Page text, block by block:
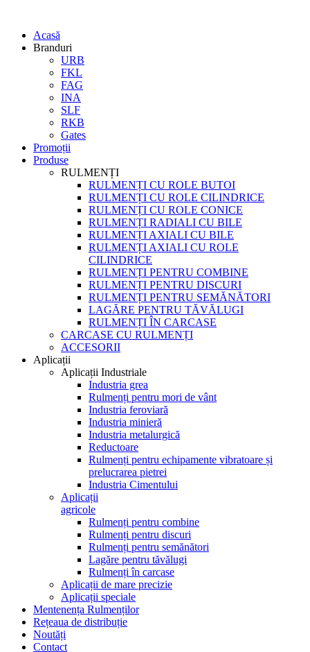
Acasă
Branduri
URB
FKL
FAG
INA
SLF
RKB
Gates
Promoții
Produse
RULMENȚI
RULMENȚI CU ROLE BUTOI
RULMENȚI CU ROLE CILINDRICE
RULMENȚI CU ROLE CONICE
RULMENȚI RADIALI CU BILE
RULMENȚI AXIALI CU BILE
RULMENȚI AXIALI CU ROLE
CILINDRICE
RULMENȚI PENTRU COMBINE
RULMENȚI PENTRU DISCURI
RULMENȚI PENTRU SEMĂNĂTORI
LAGĂRE PENTRU TĂVĂLUGI
RULMENȚI ÎN CARCASE
CARCASE CU RULMENȚI
ACCESORII
Aplicații
Aplicații Industriale
Industria grea
Rulmenți pentru mori de vânt
Industria feroviară
Industria minieră
Industria metalurgică
Reductoare
Rulmenți pentru echipamente vibratoare și
prelucrarea pietrei
Industria Cimentului
Aplicații
agricole
Rulmenți pentru combine
Rulmenți pentru discuri
Rulmenți pentru semănători
Lagăre pentru tăvălugi
Rulmenți în carcase
Aplicații de mare precizie
Aplicații speciale
Mentenența Rulmenților
Rețeaua de distribuție
Noutăți
Contact